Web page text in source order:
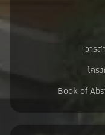
วาร
โคร
Book of